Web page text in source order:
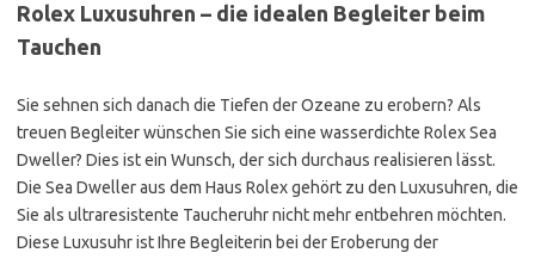
Rolex Luxusuhren – die idealen Begleiter beim
Tauchen
Sie sehnen sich danach die Tiefen der Ozeane zu erobern? Als
treuen Begleiter wünschen Sie sich eine wasserdichte Rolex Sea
Dweller? Dies ist ein Wunsch, der sich durchaus realisieren lässt.
Die Sea Dweller aus dem Haus Rolex gehört zu den Luxusuhren, die
Sie als ultraresistente Taucheruhr nicht mehr entbehren möchten.
Diese Luxusuhr ist Ihre Begleiterin bei der Eroberung der